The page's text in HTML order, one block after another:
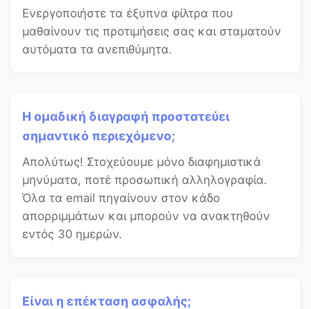
Ενεργοποιήστε τα έξυπνα φίλτρα που
μαθαίνουν τις προτιμήσεις σας και σταματούν
αυτόματα τα ανεπιθύμητα.
Η ομαδική διαγραφή προστατεύει
σημαντικό περιεχόμενο;
Απολύτως! Στοχεύουμε μόνο διαφημιστικά
μηνύματα, ποτέ προσωπική αλληλογραφία.
Όλα τα email πηγαίνουν στον κάδο
απορριμμάτων και μπορούν να ανακτηθούν
εντός 30 ημερών.
Είναι η επέκταση ασφαλής;